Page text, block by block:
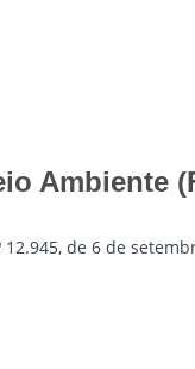
Ambiente
de 6 de